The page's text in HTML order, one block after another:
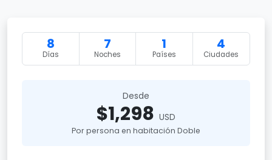
8
Días
7
Noches
1
Países
4
Ciudades
Desde
$1,298 USD
Por persona en habitación Doble